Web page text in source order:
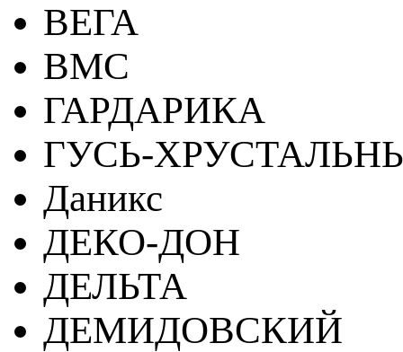
ВЕГА
ВМС
ГАРДАРИКА
ГУСЬ-
Даникс
ДЕКО-ДОН
ДЕЛЬТА
ДЕМИДОВСКИЙ